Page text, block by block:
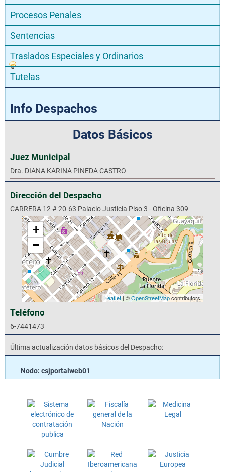
Procesos Penales
Sentencias
Traslados Especiales y Ordinarios
Tutelas
Info Despachos
Datos Básicos
Juez Municipal
Dra. DIANA KARINA PINEDA CASTRO
Dirección del Despacho
CARRERA 12 # 20-63 Palacio Justicia Piso 3 - Oficina 309
+
−
Leaflet| ©OpenStreetMapcontributors
Teléfono
6-7441473
Última actualización datos básicos del Despacho:
Nodo: csjportalweb01